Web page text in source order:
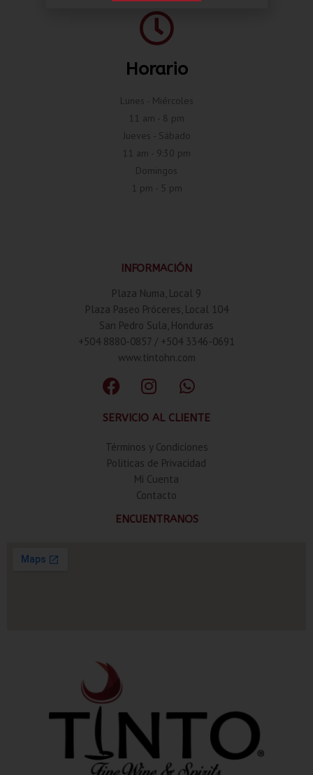
Horario
Lunes - Miércoles
11 am - 8 pm
Jueves - Sábado
11 am - 9:30 pm
Domingos
1 pm - 5 pm
INFORMACIÓN
Plaza Numa, Local 9
Plaza Paseo Próceres, Local 104
San Pedro Sula, Honduras
+504 8880-0857 / +504 3346-0691
www.tintohn.com
SERVICIO AL CLIENTE
Términos y Condiciones
Politicas de Privacidad
Mi Cuenta
Contacto
ENCUENTRANOS